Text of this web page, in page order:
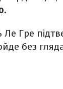
.
Гре
без